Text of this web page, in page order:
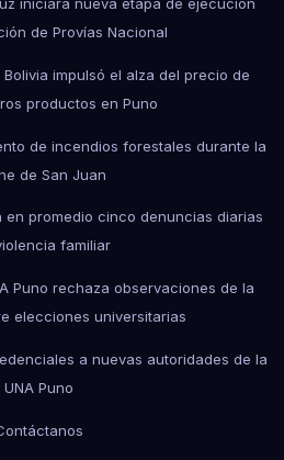
de Provías Nacional
impulsó el alza del precio de
productos en Puno
de incendios forestales durante la
de San Juan
en promedio cinco denuncias diarias
familiar
Puno rechaza observaciones de la
elecciones universitarias
a nuevas autoridades de la
UNA Puno